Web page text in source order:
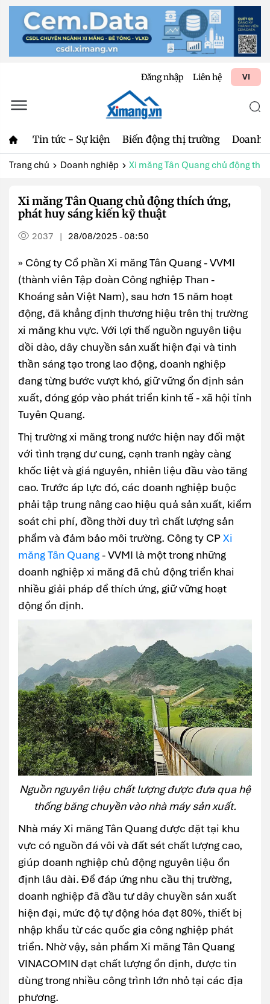
Đăng nhập Liên hệ VI
Tin tức - Sự kiện Biến động thị trường Doanh
Trang chủ Doanh nghiệp Xi măng Tân Quang chủ động
Xi măng Tân Quang chủ động thích ứng,
phát huy sáng kiến kỹ thuật
2037 | 28/08/2025 - 08:50
» Công ty Cổ phần Xi măng Tân Quang - VVMI
(thành viên Tập đoàn Công nghiệp Than -
Khoáng sản Việt Nam), sau hơn 15 năm hoạt
động, đã khẳng định thương hiệu trên thị trường
xi măng khu vực. Với lợi thế nguồn nguyên liệu
dồi dào, dây chuyền sản xuất hiện đại và tinh
thần sáng tạo trong lao động, doanh nghiệp
đang từng bước vượt khó, giữ vững ổn định sản
xuất, đóng góp vào phát triển kinh tế - xã hội tỉnh
Tuyên Quang.
Thị trường xi măng trong nước hiện nay đối mặt
với tình trạng dư cung, cạnh tranh ngày càng
khốc liệt và giá nguyên, nhiên liệu đầu vào tăng
cao. Trước áp lực đó, các doanh nghiệp buộc
phải tập trung nâng cao hiệu quả sản xuất, kiểm
soát chi phí, đồng thời duy trì chất lượng sản
phẩm và đảm bảo môi trường. Công ty CPXi
măng Tân Quang - VVMI là một trong những
doanh nghiệp xi măng đã chủ động triển khai
nhiều giải pháp để thích ứng, giữ vững hoạt
động ổn định.
Nguồn nguyên liệu chất lượng được đưa qua hệ
thống băng chuyền vào nhà máy sản xuất.
Nhà máy Xi măng Tân Quang được đặt tại khu
vực có nguồn đá vôi và đất sét chất lượng cao,
giúp doanh nghiệp chủ động nguyên liệu ổn
định lâu dài. Để đáp ứng nhu cầu thị trường,
doanh nghiệp đã đầu tư dây chuyền sản xuất
hiện đại, mức độ tự động hóa đạt 80%, thiết bị
nhập khẩu từ các quốc gia công nghiệp phát
triển. Nhờ vậy, sản phẩm Xi măng Tân Quang
VINACOMIN đạt chất lượng ổn định, được tin
dùng trong nhiều công trình lớn nhỏ tại các địa
phương.